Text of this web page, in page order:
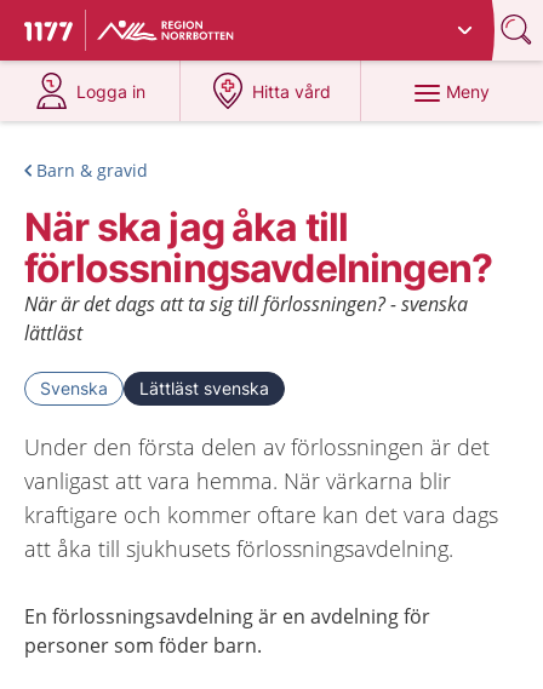
Till startsidan för 1177
Du har valt region
Logga in
på 1177.se
Hitta vård
på 1177.se
Meny
Barn & gravid
När ska jag åka till
förlossningsavdelningen?
När är det dags att ta sig till förlossningen? - svenska
lättläst
Svenska Lättläst svenska
Under den första delen av förlossningen är det
vanligast att vara hemma. När värkarna blir
kraftigare och kommer oftare kan det vara dags
att åka till sjukhusets förlossningsavdelning.
En förlossningsavdelning är en avdelning för
personer som föder barn.